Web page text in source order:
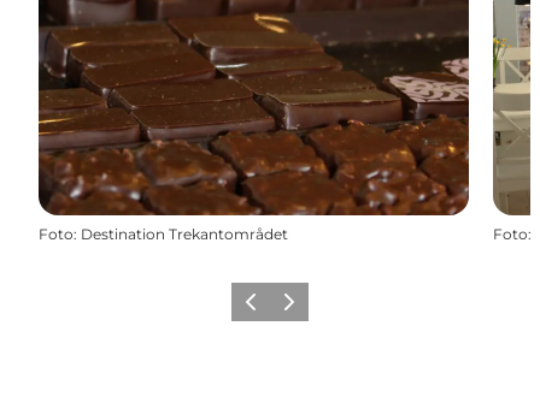
Foto: Destination Trekantområdet Foto:
ZurückWeiter